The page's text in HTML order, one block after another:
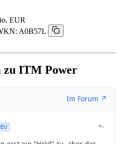
EUR
A0B57L
zu ITM Power